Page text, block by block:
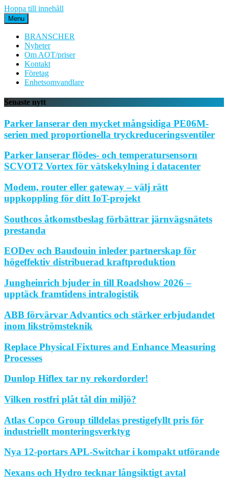
Hoppa till innehåll
Menu
BRANSCHER
Nyheter
Om AOT/priser
Kontakt
Företag
Enhetsomvandlare
Senaste nytt
Parker lanserar den mycket mångsidiga PE06M-
serien med proportionella tryckreduceringsventiler
Parker lanserar flödes- och temperatursensorn
SCVOT2 Vortex för vätskekylning i datacenter
Modem, router eller gateway – välj rätt
uppkoppling för ditt IoT-projekt
Southcos åtkomstbeslag förbättrar järnvägsnätets
prestanda
EODev och Baudouin inleder partnerskap för
högeffektiv distribuerad kraftproduktion
Jungheinrich bjuder in till Roadshow 2026 –
upptäck framtidens intralogistik
ABB förvärvar Advantics och stärker erbjudandet
inom likströmsteknik
Replace Physical Fixtures and Enhance Measuring
Processes
Dunlop Hiflex tar ny rekordorder!
Vilken rostfri plåt tål din miljö?
Atlas Copco Group tilldelas prestigefyllt pris för
industriellt monteringsverktyg
Nya 12-portars APL-Switchar i kompakt utförande
Nexans och Hydro tecknar långsiktigt avtal